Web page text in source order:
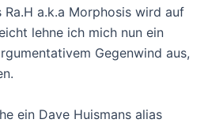
a.k.a Morphosis wird auf
lehne ich mich nun ein
Gegenwind aus,
ein Dave Huismans alias